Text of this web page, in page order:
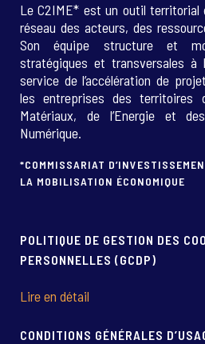
Le C2IME* est un outil
réseau des acteurs, des
Son équipe structure et
stratégiques et transversales à
service de l’accélération de
les entreprises des territoires
Matériaux, de l’Energie et
Numérique.
*COMMISSARIAT
LA MOBILISATION ÉCONOMIQUE
POLITIQUE DE GESTION DES
PERSONNELLES (GCDP)
Lire en détail
CONDITIONS GÉNÉRALES